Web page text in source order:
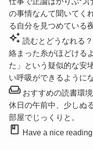
の事情なんて聞いてく
る自分を見つめている夜
auto_awesome 読むとどうなれる？
絡まった糸がほどける
た」という疑似的な安
い呼吸ができるように
weekendおすすめの読書環境
休日の午前中、少しぬ
部屋でじっくりと。
book Have a nice